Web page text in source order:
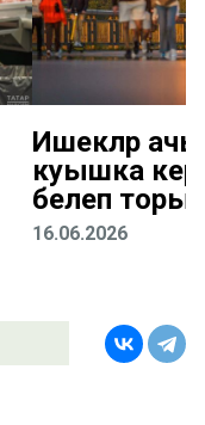
Ишекләр
куышка
белеп
16.06.2026